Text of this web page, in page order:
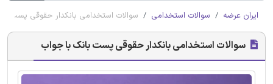
ایران عرضه سوالات استخدامی سوالات استخدامی بانکدار حقوقی پست
سوالات استخدامی بانکدار حقوقی پست بانک با جواب